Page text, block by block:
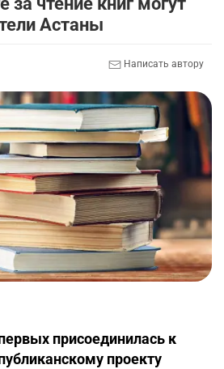
Астаны
Написать автору
присоединилась к
проекту